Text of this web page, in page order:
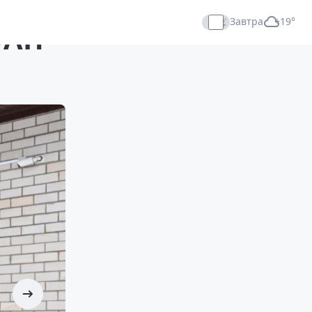
Завтра +19°